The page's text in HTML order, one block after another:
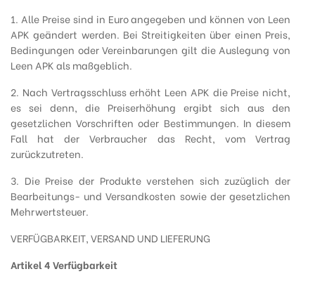
1. Alle Preise sind in Euro angegeben und können von Leen
APK geändert werden. Bei Streitigkeiten über einen Preis,
Bedingungen oder Vereinbarungen gilt die Auslegung von
Leen APK als maßgeblich.
2. Nach Vertragsschluss erhöht Leen APK die Preise nicht,
es sei denn, die Preiserhöhung ergibt sich aus den
gesetzlichen Vorschriften oder Bestimmungen. In diesem
Fall hat der Verbraucher das Recht, vom Vertrag
zurückzutreten.
3. Die Preise der Produkte verstehen sich zuzüglich der
Bearbeitungs- und Versandkosten sowie der gesetzlichen
Mehrwertsteuer.
VERFÜGBARKEIT, VERSAND UND LIEFERUNG
Artikel 4 Verfügbarkeit